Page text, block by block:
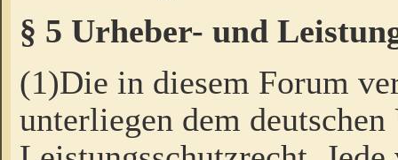
§ 5 Urheber- und
(1)Die in diesem Forum
unterliegen dem